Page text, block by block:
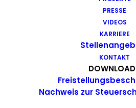
PRESSE
VIDEOS
KARRIERE
KONTAKT
Nachweis zur
Du hast Bock auf
Action. Bewirb dich
ZU DEN STELLENANGEBOTEN